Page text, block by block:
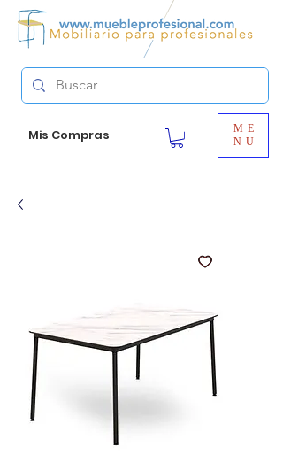
Mis Compras
ME
NU